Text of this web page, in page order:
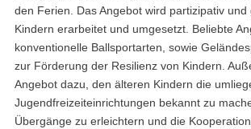
den Ferien. Das Angebot wird partizipativ
Kindern erarbeitet und umgesetzt. Beliebte
konventionelle Ballsportarten, sowie
zur Förderung der Resilienz von Kindern.
Angebot dazu, den älteren Kindern die
Jugendfreizeiteinrichtungen bekannt zu
Übergänge zu erleichtern und die